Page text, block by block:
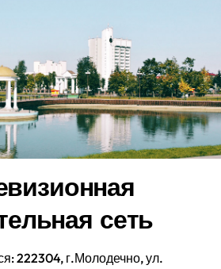
сеть
222304, г.Молодечно, ул.